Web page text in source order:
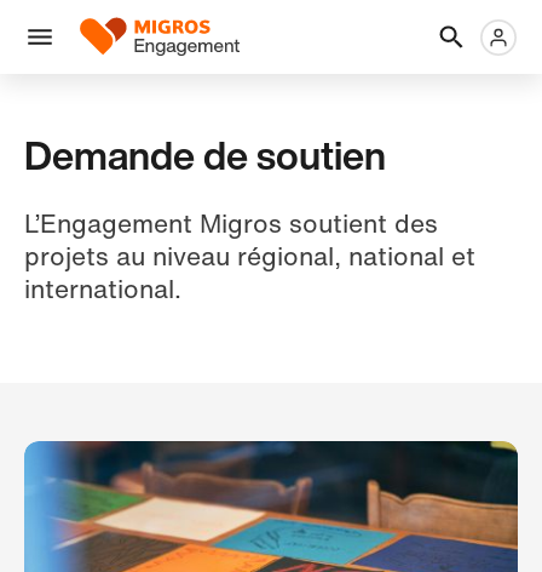
liens
tête
Menu
Logo
Demande de soutien
L’Engagement Migros soutient des
projets au niveau régional, national et
international.